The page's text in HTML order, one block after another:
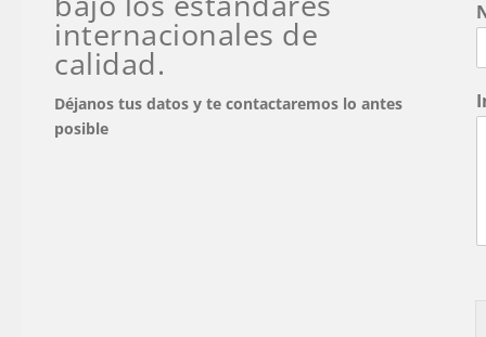
internacionales de
calidad.
Déjanos tus datos y te contactaremos lo antes
posible
o
u